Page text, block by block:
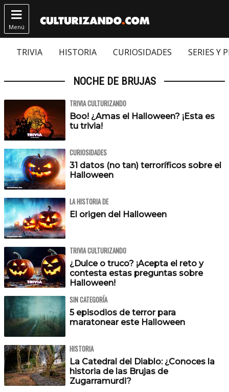

Menú
TRIVIA HISTORIA CURIOSIDADES SERIES Y
NOCHE DE BRUJAS
TRIVIA CULTURIZANDO
Boo! ¿Amas el Halloween? ¡Esta es
tu trivia!
CURIOSIDADES
31 datos (no tan) terroríficos sobre el
Halloween
LA HISTORIA DE
El origen del Halloween
TRIVIA CULTURIZANDO
¿Dulce o truco? ¡Acepta el reto y
contesta estas preguntas sobre
Halloween!
SIN CATEGORÍA
5 episodios de terror para
maratonear este Halloween
HISTORIA
La Catedral del Diablo: ¿Conoces la
historia de las Brujas de
Zugarramurdi?